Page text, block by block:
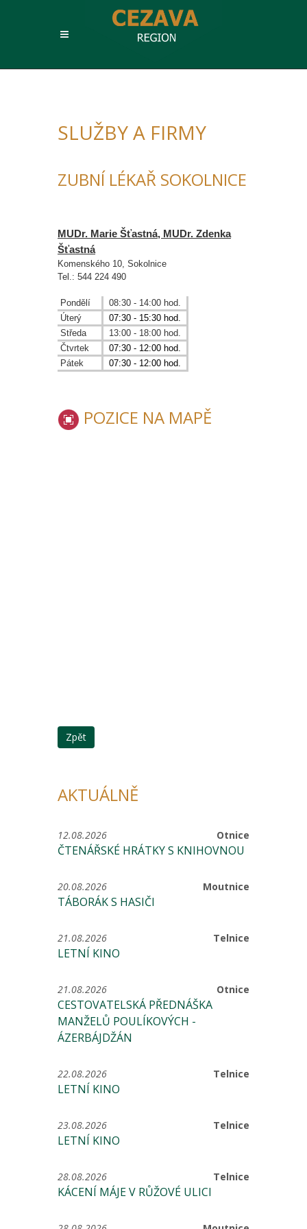
SLUŽBY A FIRMY
ZUBNÍ LÉKAŘ SOKOLNICE
MUDr. Marie Šťastná, MUDr. Zdenka
Šťastná
Komenského 10, Sokolnice
Tel.: 544 224 490
Pondělí
08:30 - 14:00 hod.
Úterý
07:30 - 15:30 hod.
Středa
13:00 - 18:00 hod.
Čtvrtek
07:30 - 12:00 hod.
Pátek
07:30 - 12:00 hod.
POZICE NA MAPĚ
Zpět
AKTUÁLNĚ
Otnice
12.08.2026
ČTENÁŘSKÉ HRÁTKY S KNIHOVNOU
Moutnice
20.08.2026
TÁBORÁK S HASIČI
Telnice
21.08.2026
LETNÍ KINO
Otnice
21.08.2026
CESTOVATELSKÁ PŘEDNÁŠKA
MANŽELŮ POULÍKOVÝCH -
ÁZERBÁJDŽÁN
Telnice
22.08.2026
LETNÍ KINO
Telnice
23.08.2026
LETNÍ KINO
Telnice
28.08.2026
KÁCENÍ MÁJE V RŮŽOVÉ ULICI